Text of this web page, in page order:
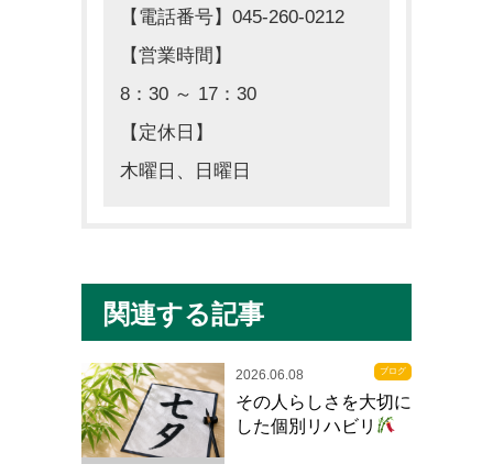
【電話番号】045-260-0212
【営業時間】
8：30 ～ 17：30
【定休日】
木曜日、日曜日
関連する記事
ブログ
2026.06.08
その人らしさを大切に
した個別リハビリ